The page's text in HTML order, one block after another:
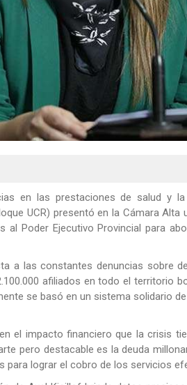
en las prestaciones de salud y
UCR) presentó en la Cámara
al Poder Ejecutivo Provincial para
a las constantes denuncias sobre
afiliados en todo el territorio
se basó en un sistema solidario
el impacto financiero que la crisis
pero destacable es la deuda
para lograr el cobro de los servicios